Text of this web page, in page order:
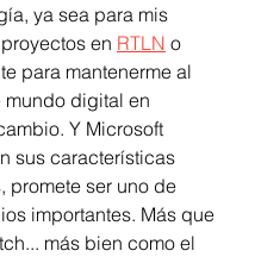
ya sea para mis
en RTLN o
para mantenerme al
mundo digital en
Y Microsoft
sus características
promete ser uno de
importantes. Más que
más bien como el